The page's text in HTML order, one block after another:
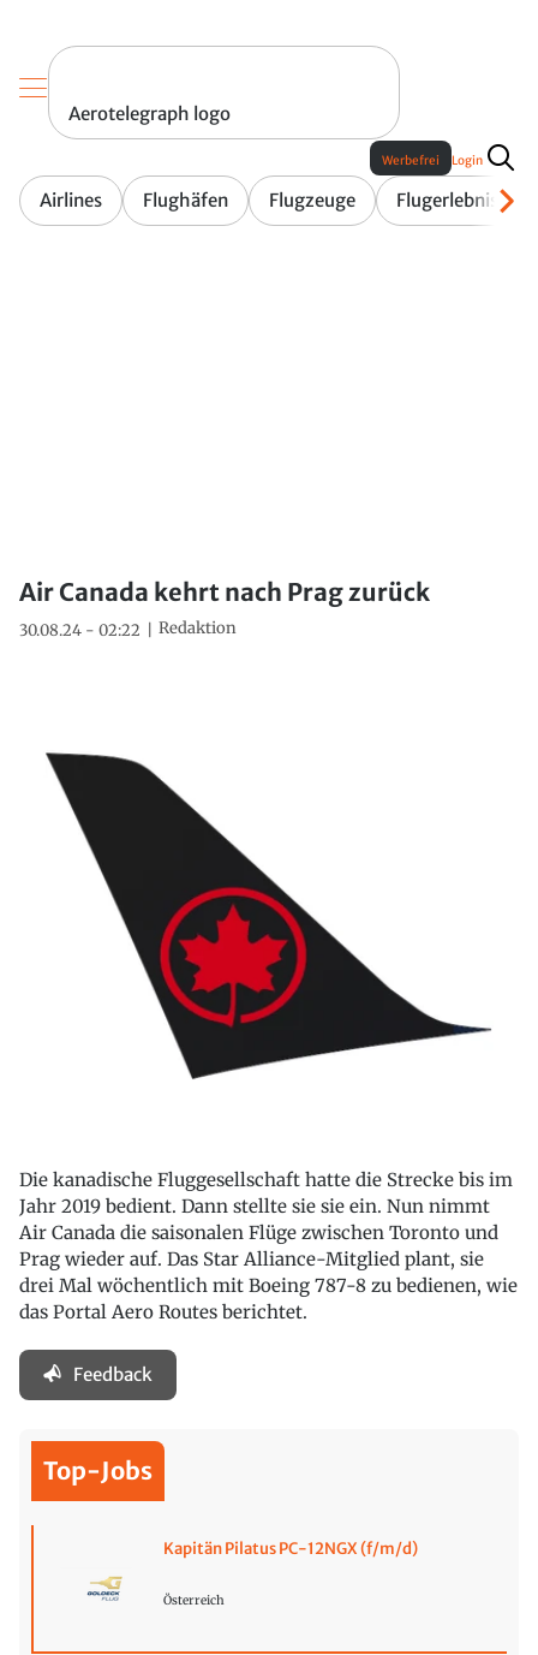
Aerotelegraph logo
Airlines Flughäfen Flugzeuge Flugerlebnis
Werbefrei Login
Air Canada kehrt nach Prag zurück
30.08.24 - 02:22 Redaktion
Die kanadische Fluggesellschaft hatte die Strecke bis im
Jahr 2019 bedient. Dann stellte sie sie ein. Nun nimmt
Air Canada die saisonalen Flüge zwischen Toronto und
Prag wieder auf. Das Star Alliance-Mitglied plant, sie
drei Mal wöchentlich mit Boeing 787-8 zu bedienen, wie
das Portal Aero Routes berichtet.
Feedback
Top-Jobs
Kapitän Pilatus PC-12NGX (f/m/d)
Österreich